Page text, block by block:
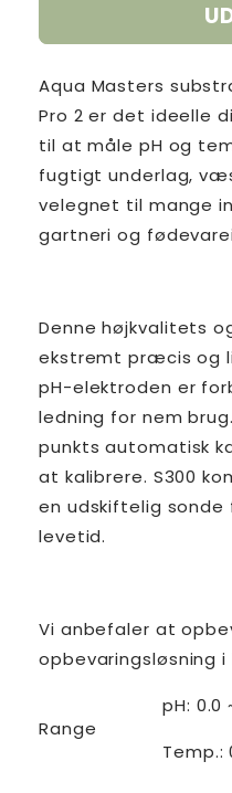
Aqua Masters
Pro 2 er det ideelle
til at måle pH og
fugtigt underlag,
velegnet til mange
gartneri og
Denne højkvalitets
ekstremt præcis og
pH-elektroden er
ledning for nem
punkts automatisk
at kalibrere. S300
en udskiftelig
levetid.
Vi anbefaler at
opbevaringsløsning
Range
pH: 0.0
Temp.: